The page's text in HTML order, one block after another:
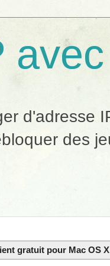
d'adresse
des
gratuit pour Mac OS X